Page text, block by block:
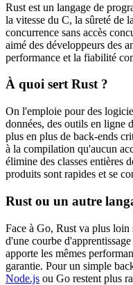
Rust est un langage de
la vitesse du C, la sûreté de
concurrence sans accès
aimé des développeurs des
performance et la fiabilité
À quoi sert Rust ?
On l'emploie pour des
données, des outils en ligne
plus en plus de back-ends
à la compilation qu'aucun
élimine des classes entières
produits sont rapides et se
Rust ou un autre
Face à Go, Rust va plus
d'une courbe
apporte les mêmes
garantie. Pour un simple
Node.js ou Go restent plus